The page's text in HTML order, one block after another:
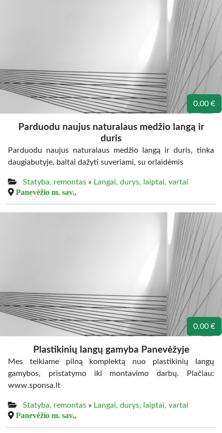
0.00 €
Parduodu naujus naturalaus medžio langą ir
duris
Parduodu naujus naturalaus medžio langą ir duris, tinka
daugiabutyje, baltai dažyti suveriami, su orlaidėmis
Statyba, remontas » Langai, durys, laiptai, vartai
Panevėžio m. sav.,
0.00 €
Plastikinių langų gamyba Panevėžyje
Mes teikiame pilną komplektą nuo plastikinių langų
gamybos, pristatymo iki montavimo darbų. Plačiau:
www.sponsa.lt
Statyba, remontas » Langai, durys, laiptai, vartai
Panevėžio m. sav.,